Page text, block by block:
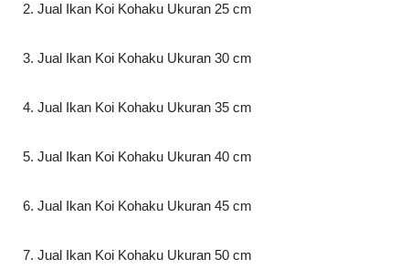
2. Jual Ikan Koi Kohaku Ukuran 25 cm
3. Jual Ikan Koi Kohaku Ukuran 30 cm
4. Jual Ikan Koi Kohaku Ukuran 35 cm
5. Jual Ikan Koi Kohaku Ukuran 40 cm
6. Jual Ikan Koi Kohaku Ukuran 45 cm
7. Jual Ikan Koi Kohaku Ukuran 50 cm